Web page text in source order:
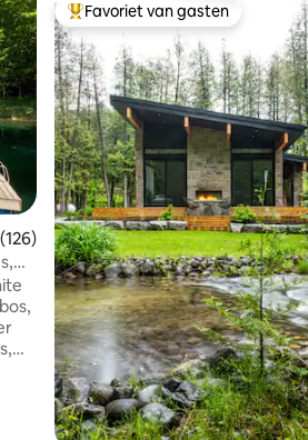
beoordeling van 4,9 op 5, 126
Topfavoriet van gasten
Favoriet van gasten